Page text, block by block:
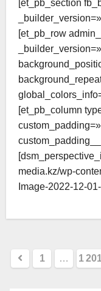
[et_pb_section
[et_pb_row
[et_pb_column
media.kz/wp-
Image-2022-12-
1 … 1